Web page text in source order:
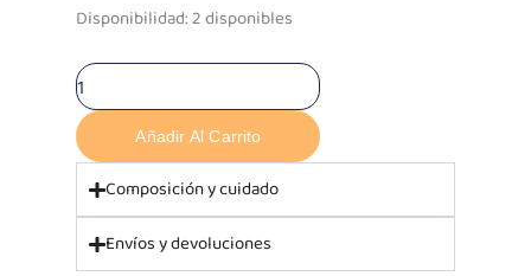
Disponibilidad:2 disponibles
PF
Plush
Rosado
Rosita
cantidadAñadir Al Carrito
Composición y cuidado
Envíos y devoluciones